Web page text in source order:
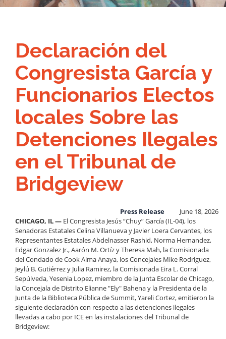
Declaración del
Congresista García y
Funcionarios Electos
locales Sobre las
Detenciones Ilegales
en el Tribunal de
Bridgeview
June 18, 2026
Press Release
CHICAGO, IL — El Congresista Jesús “Chuy” García (IL-04), los
Senadoras Estatales Celina Villanueva y Javier Loera Cervantes, los
Representantes Estatales Abdelnasser Rashid, Norma Hernandez,
Edgar Gonzalez Jr., Aarón M. Ortíz y Theresa Mah, la Comisionada
del Condado de Cook Alma Anaya, los Concejales Mike Rodriguez,
Jeylú B. Gutiérrez y Julia Ramirez, la Comisionada Eira L. Corral
Sepúlveda, Yesenia Lopez, miembro de la Junta Escolar de Chicago,
la Concejala de Distrito Elianne "Ely" Bahena y la Presidenta de la
Junta de la Biblioteca Pública de Summit, Yareli Cortez, emitieron la
siguiente declaración con respecto a las detenciones ilegales
llevadas a cabo por ICE en las instalaciones del Tribunal de
Bridgeview: